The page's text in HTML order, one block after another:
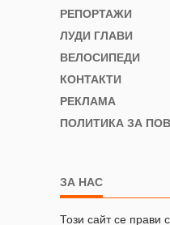
РЕПОРТАЖИ
ЛУДИ ГЛАВИ
ВЕЛОСИПЕДИ
КОНТАКТИ
РЕКЛАМА
ПОЛИТИКА ЗА
ЗА НАС
Този сайт се прави